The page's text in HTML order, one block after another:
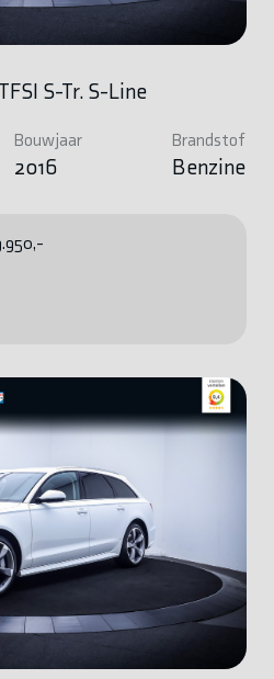
S-Tr. S-Line
Bouwjaar
2016
Brandstof
Benzine